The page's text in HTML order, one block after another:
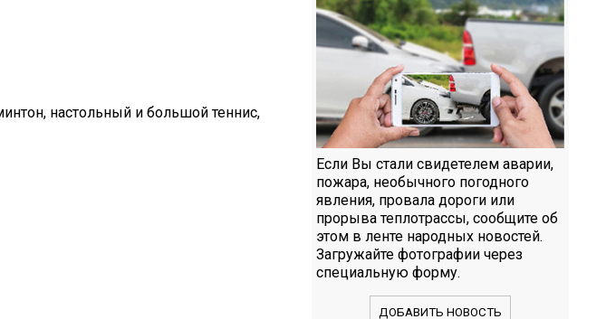
настольный и большой теннис,
Если Вы стали свидетелем аварии,
пожара, необычного погодного
явления, провала дороги или
прорыва теплотрассы, сообщите об
этом в ленте народных новостей.
Загружайте фотографии через
специальную форму.
ДОБАВИТЬ НОВОСТЬ